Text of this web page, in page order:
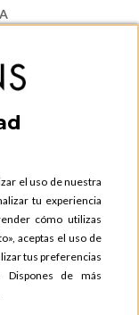
el uso de nuestra
tu experiencia
cómo utilizas
aceptas el uso de
tus preferencias
Dispones de más